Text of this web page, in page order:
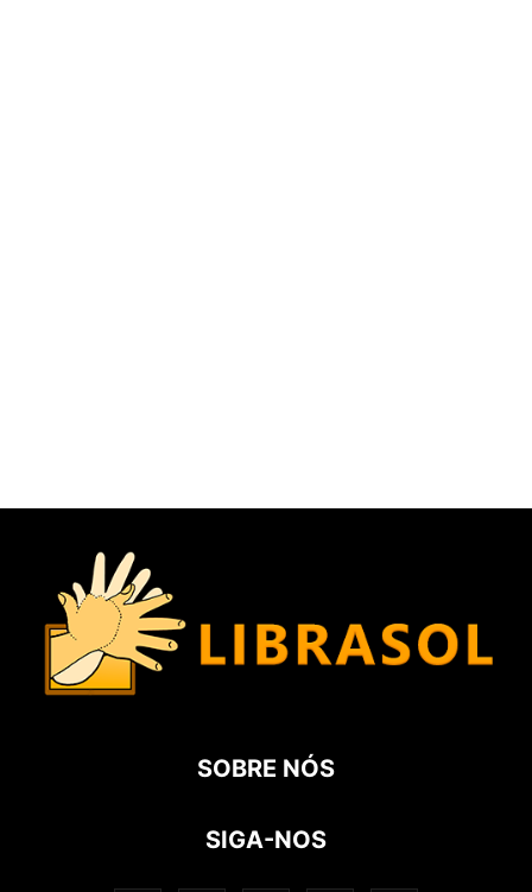
SOBRE NÓS
SIGA-NOS